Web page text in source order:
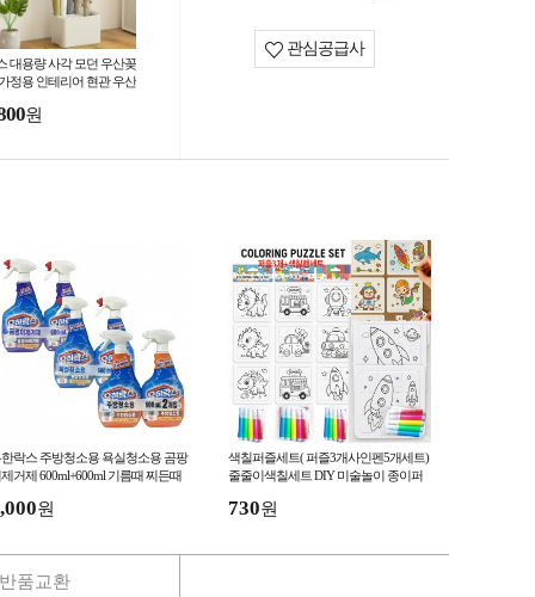
대용량 사각 모던 우산꽂
정용 인테리어 현관 우산
원
관심공급사
락스 주방청소용 욕실청소용 곰팡
거제 600ml+600ml 기름때 찌든때
원
색칠퍼즐세트( 퍼즐3개사인펜5개세트)
줄줄이색칠세트 DIY 미술놀이 종이퍼
730원
반품교환